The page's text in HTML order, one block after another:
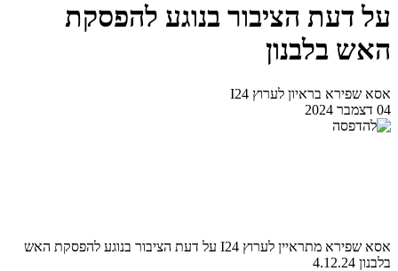
על דעת הציבור בנוגע להפסקת
האש בלבנון
אסא שפירא בראיון לערוץ I24
04 דצמבר 2024
אסא שפירא מתראיין לערוץ I24 על דעת הציבור בנוגע להפסקת האש
בלבנון 4.12.24